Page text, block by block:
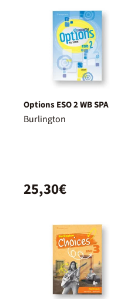
Options ESO 2 WB SPA
Burlington
25,30€